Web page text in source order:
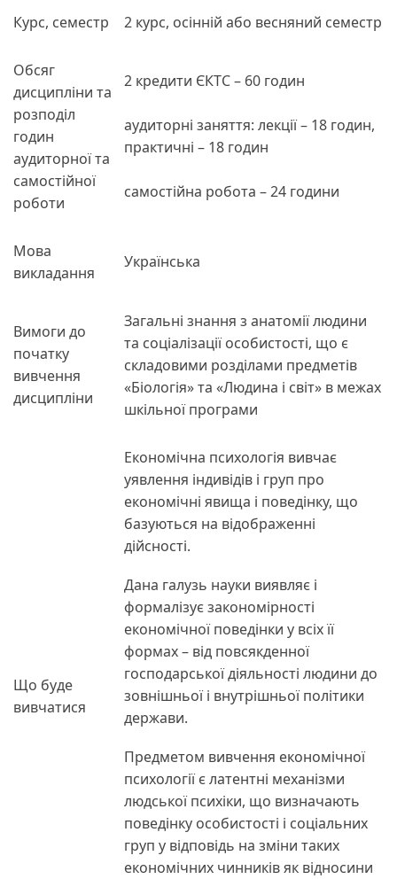
Курс, семестр 2 курс, осінній або весняний семестр
Обсяг
дисципліни та
розподіл
годин
аудиторної та
самостійної
роботи
2 кредити ЄКТС – 60 годин
аудиторні заняття: лекції – 18 годин,
практичні – 18 годин
самостійна робота – 24 години
Мова
викладання
Українська
Вимоги до
початку
вивчення
дисципліни
Загальні знання з анатомії людини
та соціалізації особистості, що є
складовими розділами предметів
«Біологія» та «Людина і світ» в межах
шкільної програми
Що буде
вивчатися
Економічна психологія вивчає
уявлення індивідів і груп про
економічні явища і поведінку, що
базуються на відображенні
дійсності.
Дана галузь науки виявляє і
формалізує закономірності
економічної поведінки у всіх її
формах – від повсякденної
господарської діяльності людини до
зовнішньої і внутрішньої політики
держави.
Предметом вивчення економічної
психології є латентні механізми
людської психіки, що визначають
поведінку особистості і соціальних
груп у відповідь на зміни таких
економічних чинників як відносини